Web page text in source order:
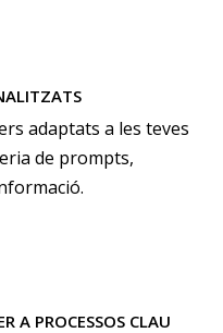
adaptats a les teves
de prompts,
A PROCESSOS CLAU